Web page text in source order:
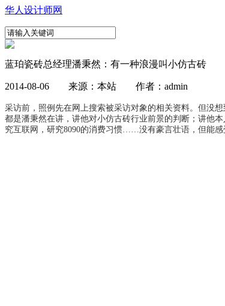
华人设计师网
蓝珀瓷砖总经理潘秉然：有一种浪漫叫小仿古砖
2014-08-06 来源：本站 作者：admin
采访前，照例先在网上搜索被采访对象的相关资料。但没
都是潘秉然在讲，讲他对小仿古砖行业前景的判断；讲他
究互联网，研究8090的消费习惯……没有豪言壮语，但能感